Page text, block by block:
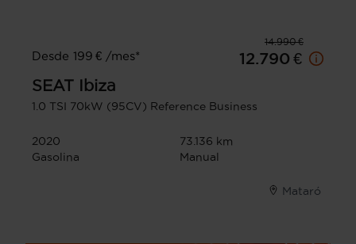
14.990 €
Desde 199 € /mes*
12.790 €
SEAT
Ibiza
1.0 TSI 70kW (95CV) Reference Business
2020
73.136 km
Gasolina
Manual
Mataró